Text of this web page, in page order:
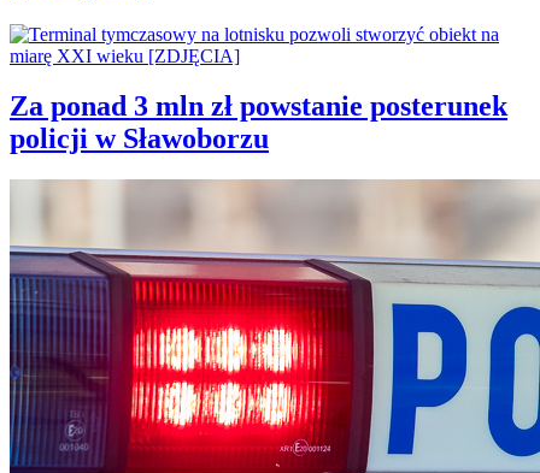
Za ponad 3 mln zł powstanie posterunek
policji w Sławoborzu